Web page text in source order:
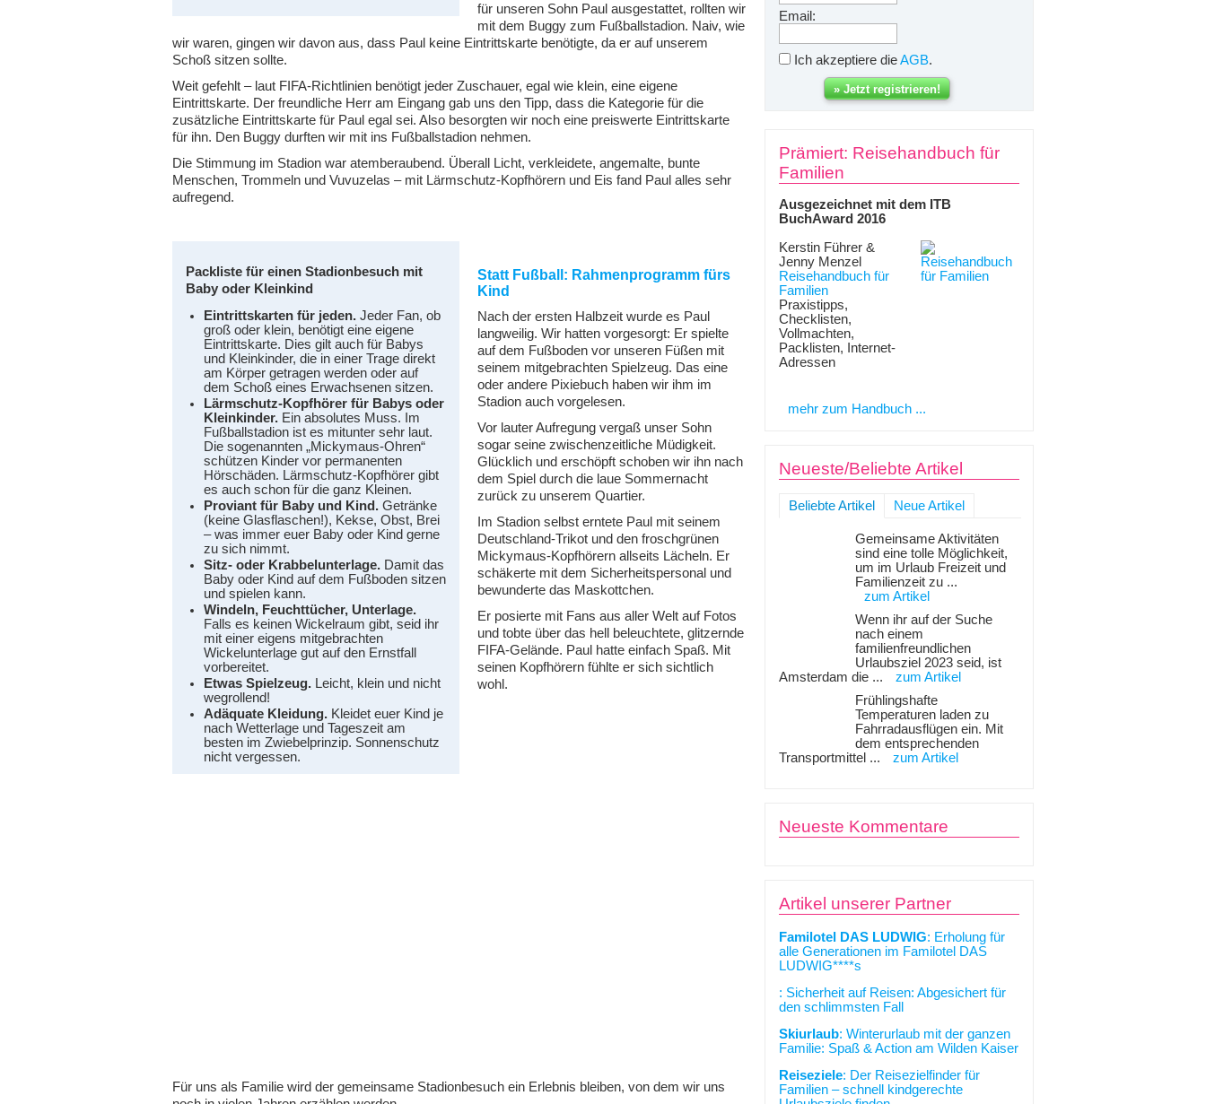
für unseren Sohn Paul ausgestattet, rollten wir
mit dem Buggy zum Fußballstadion. Naiv, wie
wir waren, gingen wir davon aus, dass Paul keine Eintrittskarte benötigte, da er auf unserem
Schoß sitzen sollte.
Weit gefehlt – laut FIFA-Richtlinien benötigt jeder Zuschauer, egal wie klein, eine eigene
Eintrittskarte. Der freundliche Herr am Eingang gab uns den Tipp, dass die Kategorie für die
zusätzliche Eintrittskarte für Paul egal sei. Also besorgten wir noch eine preiswerte Eintrittskarte
für ihn. Den Buggy durften wir mit ins Fußballstadion nehmen.
Die Stimmung im Stadion war atemberaubend. Überall Licht, verkleidete, angemalte, bunte
Menschen, Trommeln und Vuvuzelas – mit Lärmschutz-Kopfhörern und Eis fand Paul alles sehr
aufregend.
Packliste für einen Stadionbesuch mit
Baby oder Kleinkind
Eintrittskarten für jeden. Jeder Fan, ob
groß oder klein, benötigt eine eigene
Eintrittskarte. Dies gilt auch für Babys
und Kleinkinder, die in einer Trage direkt
am Körper getragen werden oder auf
dem Schoß eines Erwachsenen sitzen.
Lärmschutz-Kopfhörer für Babys oder
Kleinkinder. Ein absolutes Muss. Im
Fußballstadion ist es mitunter sehr laut.
Die sogenannten „Mickymaus-Ohren“
schützen Kinder vor permanenten
Hörschäden. Lärmschutz-Kopfhörer gibt
es auch schon für die ganz Kleinen.
Proviant für Baby und Kind. Getränke
(keine Glasflaschen!), Kekse, Obst, Brei
– was immer euer Baby oder Kind gerne
zu sich nimmt.
Sitz- oder Krabbelunterlage. Damit das
Baby oder Kind auf dem Fußboden sitzen
und spielen kann.
Windeln, Feuchttücher, Unterlage.
Falls es keinen Wickelraum gibt, seid ihr
mit einer eigens mitgebrachten
Wickelunterlage gut auf den Ernstfall
vorbereitet.
Etwas Spielzeug. Leicht, klein und nicht
wegrollend!
Adäquate Kleidung. Kleidet euer Kind je
nach Wetterlage und Tageszeit am
besten im Zwiebelprinzip. Sonnenschutz
nicht vergessen.
Statt Fußball: Rahmenprogramm fürs
Kind
Nach der ersten Halbzeit wurde es Paul
langweilig. Wir hatten vorgesorgt: Er spielte
auf dem Fußboden vor unseren Füßen mit
seinem mitgebrachten Spielzeug. Das eine
oder andere Pixiebuch haben wir ihm im
Stadion auch vorgelesen.
Vor lauter Aufregung vergaß unser Sohn
sogar seine zwischenzeitliche Müdigkeit.
Glücklich und erschöpft schoben wir ihn nach
dem Spiel durch die laue Sommernacht
zurück zu unserem Quartier.
Im Stadion selbst erntete Paul mit seinem
Deutschland-Trikot und den froschgrünen
Mickymaus-Kopfhörern allseits Lächeln. Er
schäkerte mit dem Sicherheitspersonal und
bewunderte das Maskottchen.
Er posierte mit Fans aus aller Welt auf Fotos
und tobte über das hell beleuchtete, glitzernde
FIFA-Gelände. Paul hatte einfach Spaß. Mit
seinen Kopfhörern fühlte er sich sichtlich
wohl.
Für uns als Familie wird der gemeinsame Stadionbesuch ein Erlebnis bleiben, von dem wir uns
Email:
Ich akzeptiere dieAGB.
Prämiert: Reisehandbuch für
Familien
Ausgezeichnet mit dem ITB
BuchAward 2016
Kerstin Führer &
Jenny Menzel
Reisehandbuch für
Familien
Praxistipps,
Checklisten,
Vollmachten,
Packlisten, Internet-
Adressen
mehr zum Handbuch ...
Neueste/Beliebte Artikel
Beliebte Artikel Neue Artikel
Gemeinsame Aktivitäten
sind eine tolle Möglichkeit,
um im Urlaub Freizeit und
Familienzeit zu ...
zum Artikel
Wenn ihr auf der Suche
nach einem
familienfreundlichen
Urlaubsziel 2023 seid, ist
Amsterdam die ...
zum Artikel
Frühlingshafte
Temperaturen laden zu
Fahrradausflügen ein. Mit
dem entsprechenden
Transportmittel ...
zum Artikel
Neueste Kommentare
Artikel unserer Partner
Familotel DAS LUDWIG: Erholung für
alle Generationen im Familotel DAS
LUDWIG****s
: Sicherheit auf Reisen: Abgesichert für
den schlimmsten Fall
Skiurlaub: Winterurlaub mit der ganzen
Familie: Spaß & Action am Wilden Kaiser
Reiseziele: Der Reisezielfinder für
Familien – schnell kindgerechte